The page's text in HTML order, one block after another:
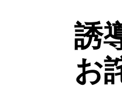
誘
お